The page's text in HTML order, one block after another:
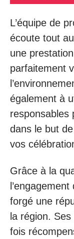
L’équipe de
écoute tout
une
parfaitement
également à
responsables
dans le but
vos
Grâce à la
forgé une
la région.
fois